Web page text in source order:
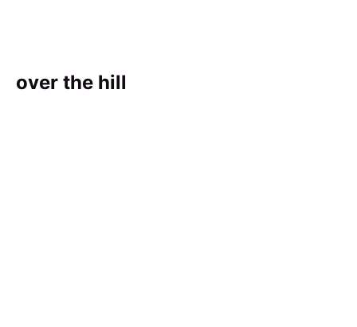
over the hill